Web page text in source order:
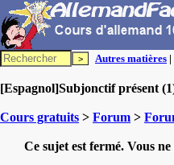
Autres matières |
[Espagnol]Subjonctif présent
Cours gratuits > Forum >
Ce sujet est fermé. Vous